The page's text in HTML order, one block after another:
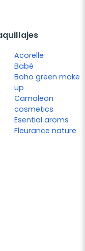
Acorelle
Babé
Boho green make
up
Camaleon
cosmetics
Esential aroms
Fleurance nature